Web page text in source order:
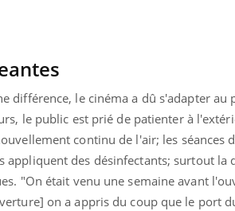
différence, le cinéma a dû s'adapter au
le public est prié de patienter à
continu de l'air; les séances
appliquent des désinfectants; surtout la
"On était venu une semaine avant
on a appris du coup que le port